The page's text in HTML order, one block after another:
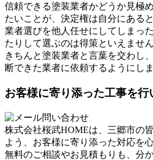
信頼できる塗装業者かどうか見極
たいことが、決定権は自分にある
業者選びを他人任せにしてしまっ
たりして選ぶのは得策といえません
きちんと塗装業者と言葉を交わし
断できた業者に依頼するようにしま
お客様に寄り添った工事を行
株式会社桜武HOMEは、三郷市の
よう、お客様に寄り添った対応を
無料のご相談やお見積もりも、分